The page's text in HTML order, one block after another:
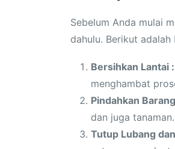
Sebelum Anda mulai
dahulu. Berikut
Bersihkan Lantai :
menghambat
Pindahkan
dan juga
Tutup Lubang